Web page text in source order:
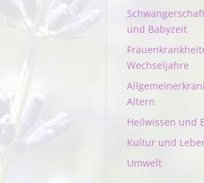
und Babyzeit
Wechseljahre
Altern
Heilwissen und
Kultur und
Umwelt